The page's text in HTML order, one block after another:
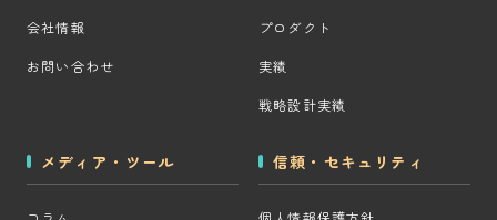
会社情報
お問い合わせ
プロダクト
実績
戦略設計実績
メディア・ツール 信頼・セキュリティ